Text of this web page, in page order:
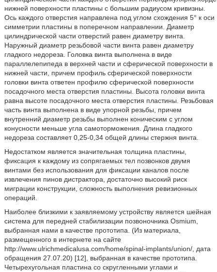
нижней поверхности пластины с большим радиусом кривизны.
Ось каждого отверстия направлена под углом схождения 5° к оси
симметрии пластины в поперечном направлении. Диаметр
цилиндрической части отверстий равен диаметру винта.
Наружный диаметр резьбовой части винта равен диаметру
гладкого недореза. Головка винта выполнена в виде
параллелепипеда в верхней части и сферической поверхности в
нижней части, причем профиль сферической поверхности
головки винта ответен профилю сферической поверхности
посадочного места отверстия пластины. Высота головки винта
равна высоте посадочного места отверстия пластины. Резьбовая
часть винта выполнена в виде упорной резьбы, причем
внутренний диаметр резьбы выполнен коническим с углом
конусности меньше угла самоторможения. Длина гладкого
недореза составляет 0,25-0,34 общей длины стержня винта.
Недостатком является значительная толщина пластины,
фиксация к каждому из сопрягаемых тел позвонков двумя
винтами без использования для фиксации каналов после
извлечения пинов дистрактора, достаточно высокий риск
миграции конструкции, сложность выполнения ревизионных
операций.
Наиболее близкими к заявляемому устройству является шейная
система для передней стабилизации позвоночника Osmium,
выбранная нами в качестве прототипа. (Из материала,
размещенного в интернете на сайте
http://www.ulrichmedicalusa.com/home/spinal-implants/union/, дата
обращения 27.07.20) [12], выбранная в качестве прототипа.
Четырехугольная пластина со скругленными углами и